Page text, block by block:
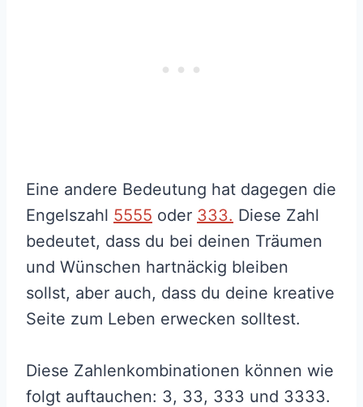
Eine andere Bedeutung hat dagegen die
Engelszahl 5555 oder 333. Diese Zahl
bedeutet, dass du bei deinen Träumen
und Wünschen hartnäckig bleiben
sollst, aber auch, dass du deine kreative
Seite zum Leben erwecken solltest.
Diese Zahlenkombinationen können wie
folgt auftauchen: 3, 33, 333 und 3333.